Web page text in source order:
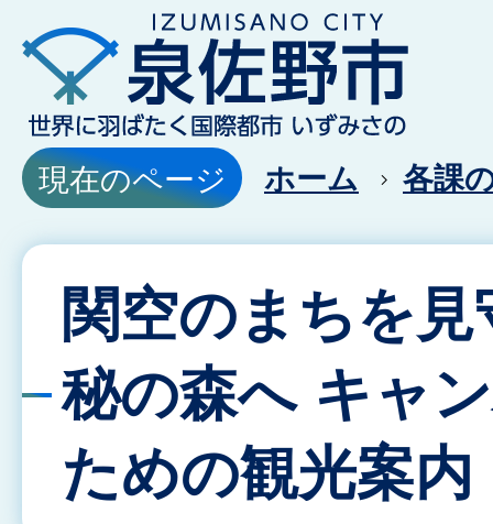
現在のページ ホーム 各課
関空のまちを見
秘の森へ キャ
ための観光案内